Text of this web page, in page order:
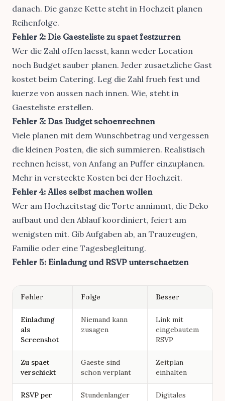
danach. Die ganze Kette steht in Hochzeit planen
Reihenfolge.
Fehler 2: Die Gaesteliste zu spaet festzurren
Wer die Zahl offen laesst, kann weder Location
noch Budget sauber planen. Jeder zusaetzliche Gast
kostet beim Catering. Leg die Zahl frueh fest und
kuerze von aussen nach innen. Wie, steht in
Gaesteliste erstellen.
Fehler 3: Das Budget schoenrechnen
Viele planen mit dem Wunschbetrag und vergessen
die kleinen Posten, die sich summieren. Realistisch
rechnen heisst, von Anfang an Puffer einzuplanen.
Mehr in versteckte Kosten bei der Hochzeit.
Fehler 4: Alles selbst machen wollen
Wer am Hochzeitstag die Torte annimmt, die Deko
aufbaut und den Ablauf koordiniert, feiert am
wenigsten mit. Gib Aufgaben ab, an Trauzeugen,
Familie oder eine Tagesbegleitung.
Fehler 5: Einladung und RSVP unterschaetzen
Fehler Folge Besser
Einladung
als
Screenshot
Niemand kann
zusagen
Link mit
eingebautem
RSVP
Zu spaet
verschickt
Gaeste sind
schon verplant
Zeitplan
einhalten
RSVP per
Stundenlanger
Digitales